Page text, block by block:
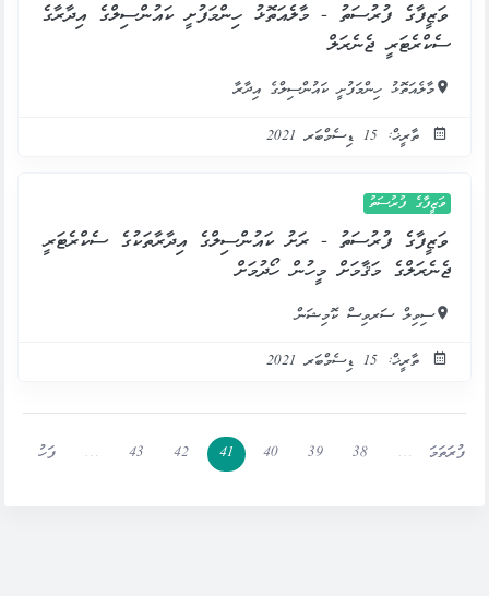
ވަޒީފާގެ ފުރުސަތު - މާލެއަތޮޅު ހިންމަފުށީ ކައުންސިލްގެ އިދާރާގެ
ސެކްރެޓަރީ ޖެނެރަލް
މާލެއަތޮޅު ހިންމަފުށީ ކައުންސިލްގެ އިދާރާ
ތާރީޚް: 15 ޑިސެމްބަރ 2021
ވަޒީފާގެ ފުރުސަތު
ވަޒީފާގެ ފުރުސަތު - ރަށު ކައުންސިލްގެ އިދާރާތަކުގެ ސެކްރެޓަރީ
ޖެނެރަލްގެ މަޤާމަށް މީހުން ހޯދުމަށް
ސިވިލް ސަރވިސް ކޮމިޝަން
ތާރީޚް: 15 ޑިސެމްބަރ 2021
ފުރަތަމަ …
38
39
40
41
42
43
… ފަހު